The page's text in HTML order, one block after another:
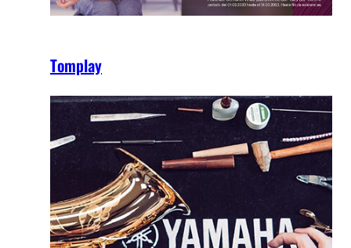
Tomplay